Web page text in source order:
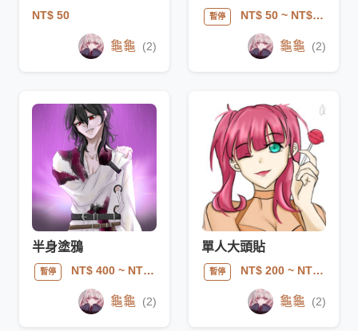
NT$ 50
龜龜 (2)
暫停 NT$ 50~ NT$ 150
龜龜 (2)
半身塗鴉
暫停 NT$ 400~ NT$ 700
龜龜 (2)
單人大頭貼
暫停 NT$ 200~ NT$ 300
龜龜 (2)